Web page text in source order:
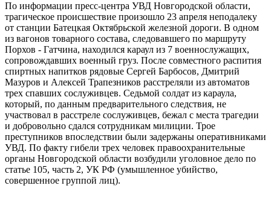
По информации пресс-центра УВД Новгородской области,
трагическое происшествие произошло 23 апреля неподалеку
от станции Батецкая Октябрьской железной дороги. В одном
из вагонов товарного состава, следовавшего по маршруту
Порхов - Гатчина, находился караул из 7 военнослужащих,
сопровождавших военный груз. После совместного распития
спиртных напитков рядовые Сергей Барбосов, Дмитрий
Мазуров и Алексей Трапезников расстреляли из автоматов
трех спавших сослуживцев. Седьмой солдат из караула,
который, по данным предварительного следствия, не
участвовал в расстреле сослуживцев, бежал с места трагедии
и добровольно сдался сотрудникам милиции. Трое
преступников впоследствии были задержаны оперативниками
УВД. По факту гибели трех человек правоохранительные
органы Новгородской области возбудили уголовное дело по
статье 105, часть 2, УК РФ (умышленное убийство,
совершенное группой лиц).